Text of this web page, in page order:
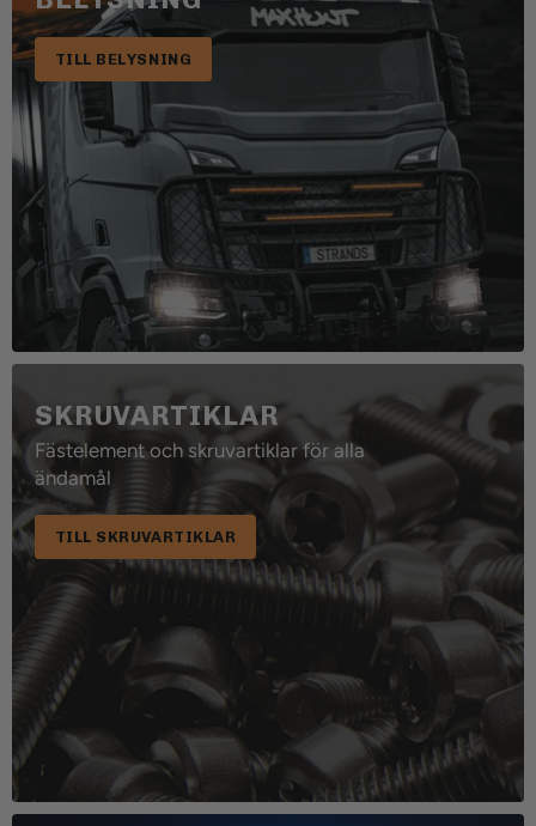
TILL BELYSNING
SKRUVARTIKLAR
Fästelement och skruvartiklar för alla
ändamål
TILL SKRUVARTIKLAR